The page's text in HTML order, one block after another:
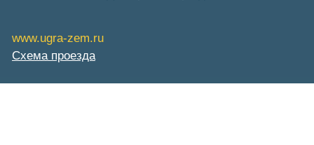
www.ugra-zem.ru
Схема проезда